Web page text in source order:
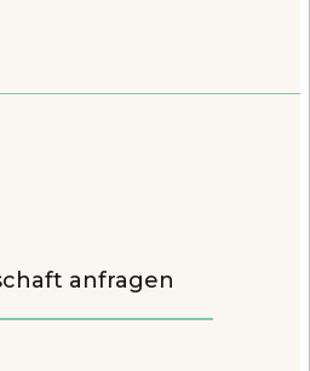
anfragen